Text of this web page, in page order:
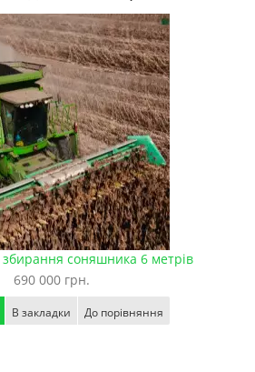
соняшника 6 метрів
690 000 грн.
В закладки До порівняння